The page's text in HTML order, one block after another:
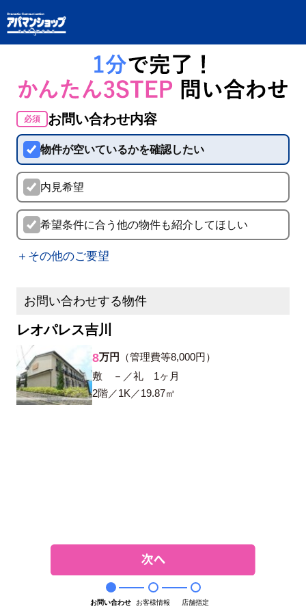
必須 お問い合わせ内容
物件が空いているかを確認したい
内見希望
希望条件に合う他の物件も紹介してほしい
＋その他のご要望
お問い合わせする物件
レオパレス吉川
8万円
（管理費等8,000円）
敷 －／礼 1ヶ月
2階／1K／19.87㎡
お問い合わせ お客様情報 店舗指定